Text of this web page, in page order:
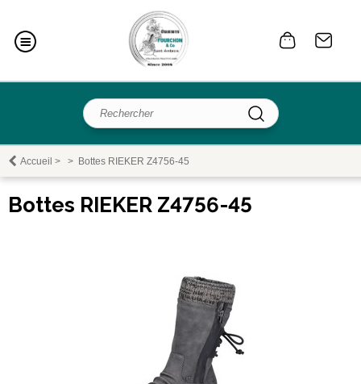
Accueil > > Bottes RIEKER Z4756-45
Bottes RIEKER Z4756-45